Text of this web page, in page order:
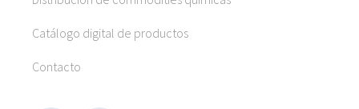
Catálogo digital de productos
Contacto